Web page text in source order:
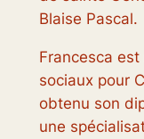
Blaise Pascal.
Francesca
sociaux pour
obtenu son
une